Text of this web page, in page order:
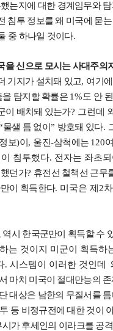
는지에 대한 경계임무와
침투 정보를 왜 미국에 묻
중 하나일 것이다.
을 신으로 모시는 사대주의
기지가 설치돼 있고, 여기
탐지할 확률은 1%도 안
이 배치돼 있는가? 그런데
물샐 틈 없이 ” 방호돼 있다.
보)이 , 울진 -삼척에는 120
침투했다. 전자는 좌초
던가? 휴전선 철책선 근무
이 획득한다. 미국은 제2
시 한국군만이 획득할 수
는 것이지 미군이 획득
. 시스템이 이러한 것인데
마치 미국이 절대만능의
대상은 남한의 무질서를
등 비정규전에 대한 것이
시가 후세인의 이라크를 공